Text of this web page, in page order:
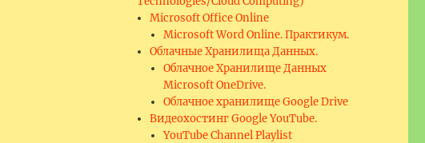
Microsoft Office Online
Microsoft Word Online. Практикум.
Облачные Хранилища Данных.
Облачное Хранилище Данных
Microsoft OneDrive.
Облачное хранилище Google Drive
Видеохостинг Google YouTube.
YouTube Channel Playlist